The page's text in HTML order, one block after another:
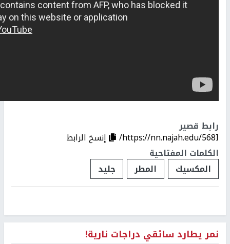
رابط قصير
https://nn.najah.edu/568I/
إنسخ الرابط
الكلمات المفتاحية
المكسيك
المطر جليد
نمر يطارد سائقي دراجات نارية!